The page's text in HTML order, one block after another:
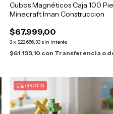
Cubos Magnéticos Caja 100
Minecraft Iman Construccion
$67.999,00
3x $22.666,33 sin interés
$61.199,10 con Transferencia o
GRATIS